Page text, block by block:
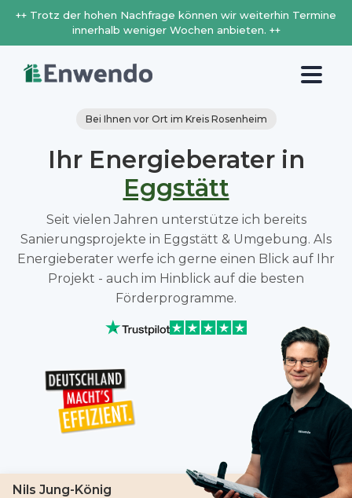
++ Trotz der hohen Nachfrage können wir weiterhin Termine
innerhalb weniger Wochen anbieten. ++
Bei Ihnen vor Ort im Kreis Rosenheim
Ihr Energieberater in
Eggstätt
Seit vielen Jahren unterstütze ich bereits
Sanierungsprojekte in Eggstätt & Umgebung. Als
Energieberater werfe ich gerne einen Blick auf Ihr
Projekt - auch im Hinblick auf die besten
Förderprogramme.
Nils Jung-König